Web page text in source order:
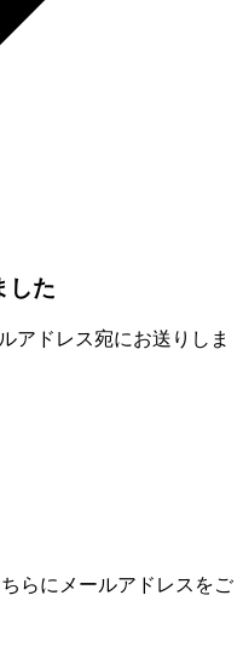
した
アドレス宛にお送りしま
らにメールアドレスをご